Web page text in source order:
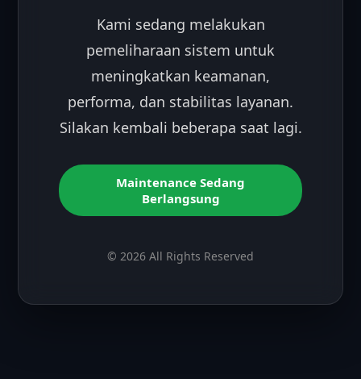
Kami sedang melakukan
pemeliharaan sistem untuk
meningkatkan keamanan,
performa, dan stabilitas layanan.
Silakan kembali beberapa saat lagi.
Maintenance Sedang
Berlangsung
© 2026 All Rights Reserved